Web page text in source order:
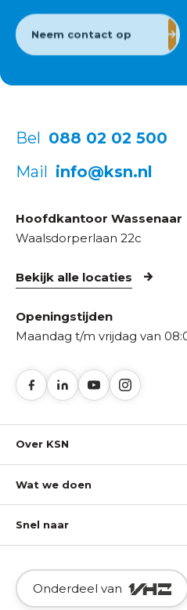
Neem contact op
Bel 088 02 02 500
Mail info@ksn.nl
Hoofdkantoor Wassenaar
Waalsdorperlaan 22c
Bekijk alle locaties
Openingstijden
Maandag t/m vrijdag van
Over KSN
Wat we doen
Snel naar
Onderdeel van